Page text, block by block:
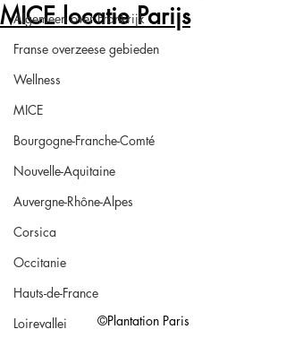
Algemeen over Frankrijk
Franse overzeese gebieden
Wellness
MICE
Bourgogne-Franche-Comté
Nouvelle-Aquitaine
Auvergne-Rhône-Alpes
Corsica
Occitanie
Hauts-de-France
Loirevallei
MICE locatie Parijs
©Plantation Paris